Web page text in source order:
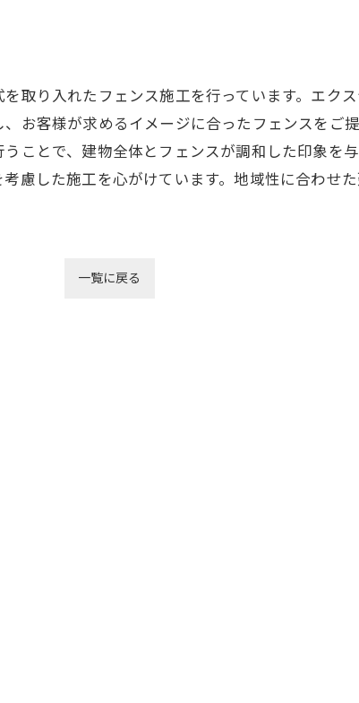
取り入れたフェンス施工を行っています。エク
お客様が求めるイメージに合ったフェンスをご
ことで、建物全体とフェンスが調和した印象を
慮した施工を心がけています。地域性に合わせ
一覧に戻る